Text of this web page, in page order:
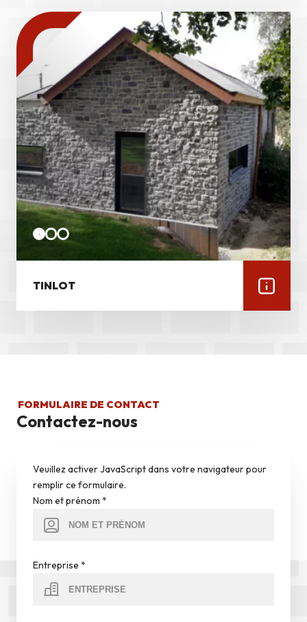
TINLOT
FORMULAIRE DE CONTACT
Contactez-nous
Veuillez activer JavaScript dans votre navigateur pour
remplir ce formulaire.
Nom et prénom *
Entreprise *